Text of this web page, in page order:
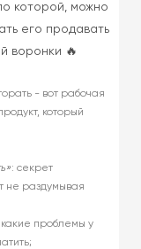
которой, можно
его продавать
воронки 🔥
- вот рабочая
который
: секрет
не раздумывая
проблемы у